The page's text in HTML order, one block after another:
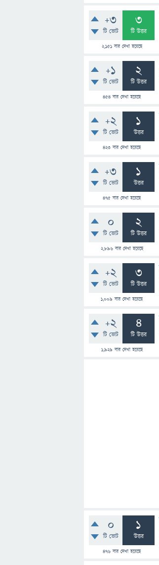
+3
টি ভোট
3
টি উত্তর
2,151বার দেখা হয়েছে
+1
টি ভোট
2
টি উত্তর
454 বার দেখা হয়েছে
+2
টি ভোট
1
উত্তর
423 বার দেখা হয়েছে
+3
টি ভোট
1
উত্তর
475 বার দেখা হয়েছে
0
টি ভোট
2
টি উত্তর
2,896বার দেখা হয়েছে
+2
টি ভোট
3
টি উত্তর
1,009 বার দেখা হয়েছে
+2
টি ভোট
4
টি উত্তর
1,929 বার দেখা হয়েছে
0
টি ভোট
1
উত্তর
476 বার দেখা হয়েছে